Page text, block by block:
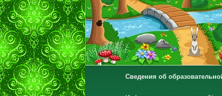
Перейти к основному
Сведения об